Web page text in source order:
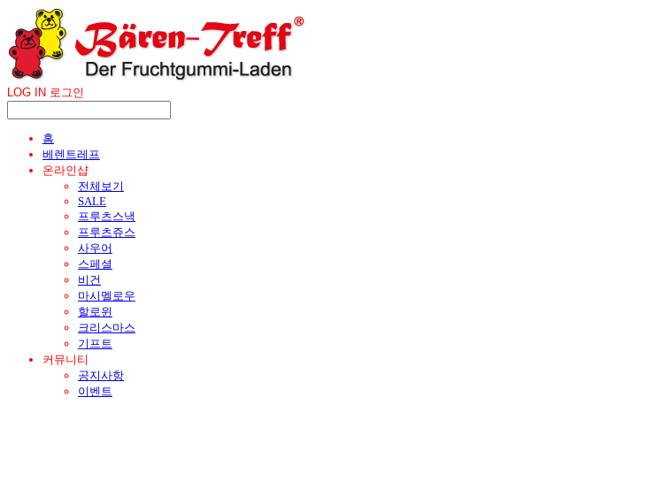
LOG IN 로그인
홈
베렌트레프
온라인샵
전체보기
SALE
프루츠스낵
프루츠쥬스
사우어
스페셜
비건
마시멜로우
할로윈
크리스마스
기프트
커뮤니티
공지사항
이벤트